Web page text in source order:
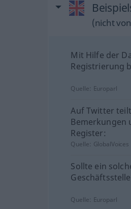
(nicht
Mit Hilfe der
Registrierung
Quelle: Europarl
Auf Twitter
Bemerkungen
Register:
Quelle: GlobalVoices
Sollte ein
Quelle: Europarl